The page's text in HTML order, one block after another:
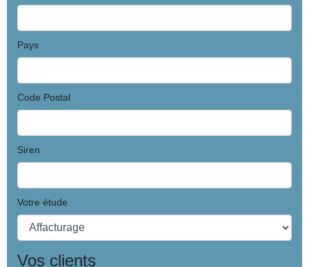
Pays
Code Postal
Siren
Votre étude
Vos clients